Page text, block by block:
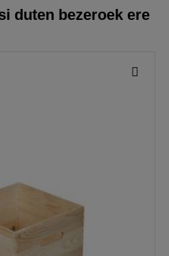
duten bezeroek ere